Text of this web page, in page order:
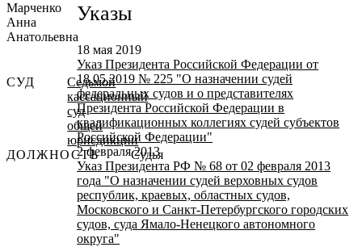
Марченко
Анна
Анатольевна
СУД
Седьмой
кассационный
суд
общей
юрисдикции
ДОЛЖНОСТЬ
Судья
Указы
18 мая 2019
Указ Президента Российской Федерации от
18.05.2019 № 225 "О назначении судей
федеральных судов и о представителях
Президента Российской Федерации в
квалификационных коллегиях судей субъектов
Российской Федерации"
2 февраля 2013
Указ Президента РФ № 68 от 02 февраля 2013
года "О назначении судей верховных судов
республик, краевых, областных судов,
Московского и Санкт-Петербургского городских
судов, суда Ямало-Ненецкого автономного
округа"